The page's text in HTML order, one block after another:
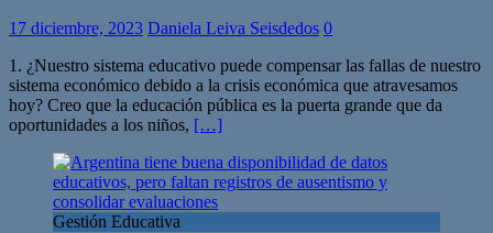
17 diciembre, 2023 Daniela Leiva Seisdedos 0
1. ¿Nuestro sistema educativo puede compensar las fallas de nuestro
sistema económico debido a la crisis económica que atravesamos
hoy? Creo que la educación pública es la puerta grande que da
oportunidades a los niños, […]
Gestión Educativa